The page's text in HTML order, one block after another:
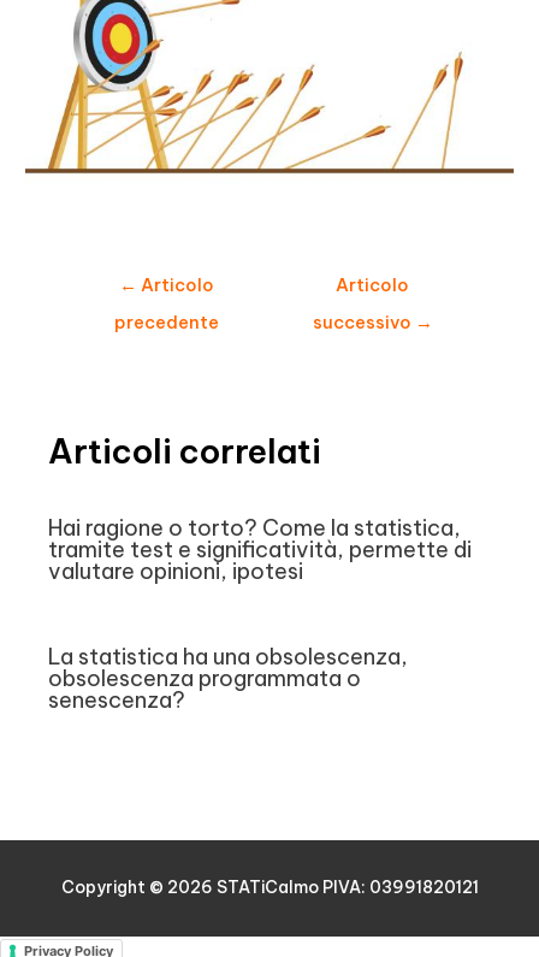
Navigazione
← Articolo
precedente
Articolo
successivo →
Articoli correlati
Hai ragione o torto? Come la statistica,
tramite test e significatività, permette di
valutare opinioni, ipotesi
La statistica ha una obsolescenza,
obsolescenza programmata o
senescenza?
Copyright © 2026 STATiCalmoPIVA: 03991820121
Privacy Policy